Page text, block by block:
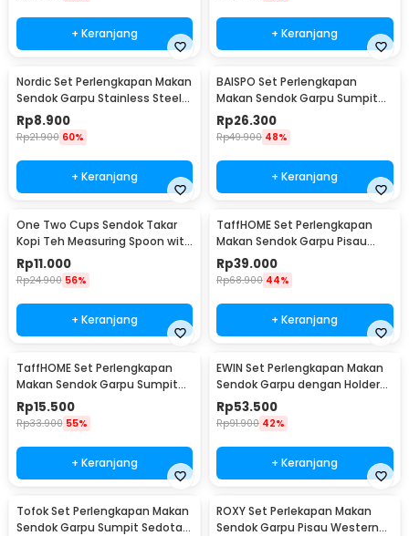
+ Keranjang + Keranjang
Nordic Set Perlengkapan Makan
Sendok Garpu Stainless Steel
Cutlery Set - XS-B014
Rp8.900
Rp21.900 60%
+ Keranjang
BAISPO Set Perlengkapan
Makan Sendok Garpu Sumpit
Bambu Cutlery Set Winding -
EA025
Rp26.300
Rp49.900 48%
+ Keranjang
One Two Cups Sendok Takar
Kopi Teh Measuring Spoon with
Clip - G166
Rp11.000
Rp24.900 56%
+ Keranjang
TaffHOME Set Perlengkapan
Makan Sendok Garpu Pisau
Sumpit 8 PCS - EA02300
Rp39.000
Rp68.900 44%
+ Keranjang
TaffHOME Set Perlengkapan
Makan Sendok Garpu Sumpit
Pouch Cutlery Set - T1
Rp15.500
Rp33.900 55%
+ Keranjang
EWIN Set Perlengkapan Makan
Sendok Garpu dengan Holder
Angsa Swan Rack - NP311
Rp53.500
Rp91.900 42%
+ Keranjang
Tofok Set Perlengkapan Makan
Sendok Garpu Sumpit Sedotan
ROXY Set Perlekapan Makan
Sendok Garpu Pisau Western